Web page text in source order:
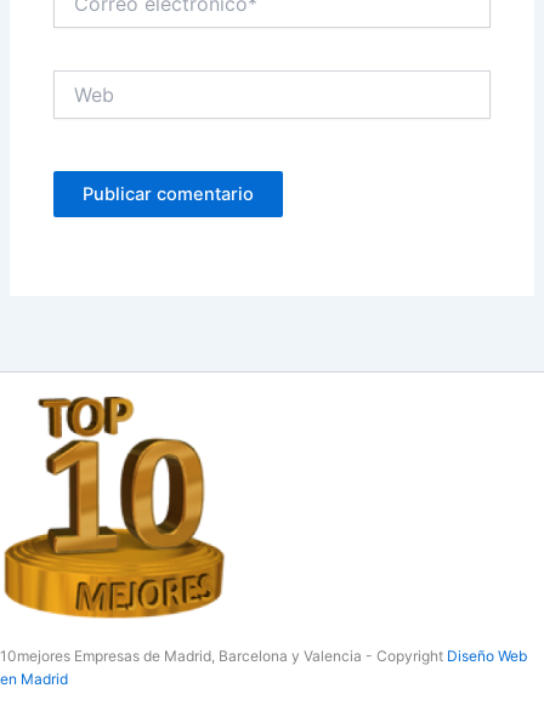
electrónico*
10mejores Empresas de Madrid, Barcelona y Valencia - Copyright Diseño Web
en Madrid